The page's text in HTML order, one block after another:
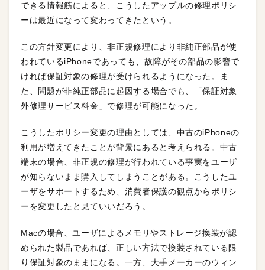
できる情報筋によると、こうしたアップルの修理ポリシ
ーは最近になって変わってきたという。
この方針変更により、非正規修理により非純正部品が使
われているiPhoneであっても、故障がその部品の影響で
ければ保証対象の修理が受けられるようになった。ま
た、問題が非純正部品に起因する場合でも、「保証対象
外修理サービス料金」で修理が可能になった。
こうしたポリシー変更の理由としては、中古のiPhoneの
利用が増えてきたことが背景にあると考えられる。中古
端末の場合、非正規の修理が行われている事実をユーザ
が知らないまま購入してしまうことがある。こうしたユ
ーザをサポートするため、消費者保護の観点からポリシ
ーを変更したと見ていいだろう。
Macの場合、ユーザによるメモリやストレージ換装が認
められた製品であれば、正しい方法で換装されている限
り保証対象のままになる。一方、大手メーカーのウィン